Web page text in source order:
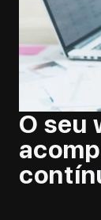
O seu